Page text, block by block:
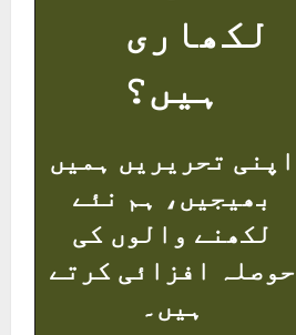
لکھاری
ہیں؟
اپنی تحریریں ہمیں
بھیجیں، ہم نئے
لکھنے والوں کی
حوصلہ افزائی کرتے
ہیں۔